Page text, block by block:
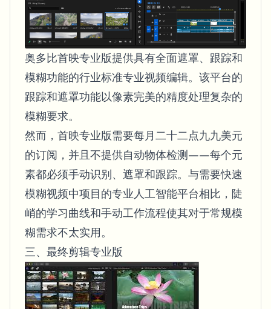
奥多比首映专业版提供具有全面遮罩、跟踪和
模糊功能的行业标准专业视频编辑。该平台的
跟踪和遮罩功能以像素完美的精度处理复杂的
模糊要求。
然而，首映专业版需要每月二十二点九九美元
的订阅，并且不提供自动物体检测——每个元
素都必须手动识别、遮罩和跟踪。与需要快速
模糊视频中项目的专业人工智能平台相比，陡
峭的学习曲线和手动工作流程使其对于常规模
糊需求不太实用。
三、最终剪辑专业版